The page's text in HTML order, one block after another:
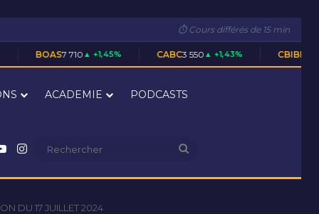
⏱ Cours différés de 15 min
▲ +1,45% CABC3 550 ▲ +1,43% CBIBF28 305 ▲ +0,02%
ACADEMIE PODCASTS
YouTube
Instagram
DU 17 JUILLET 2024